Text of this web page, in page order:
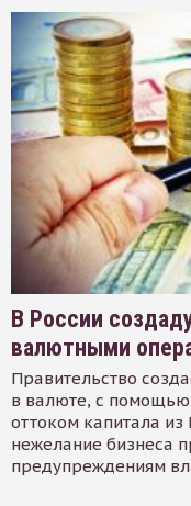
В России
валютными
Правительство
в валюте, с помощью
оттоком капитала из
нежелание бизнеса
предупреждениям